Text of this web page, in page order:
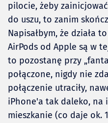
pilocie, żeby
do uszu, to zanim
Napisałbym, że działa
AirPods od Apple są w
to pozostanę przy
połączone, nigdy nie
połączenie utraciły,
iPhone'a tak daleko, na
mieszkanie (co daje ok.